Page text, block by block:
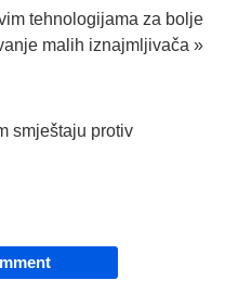
tehnologijama za bolje
malih iznajmljivača »
smještaju protiv